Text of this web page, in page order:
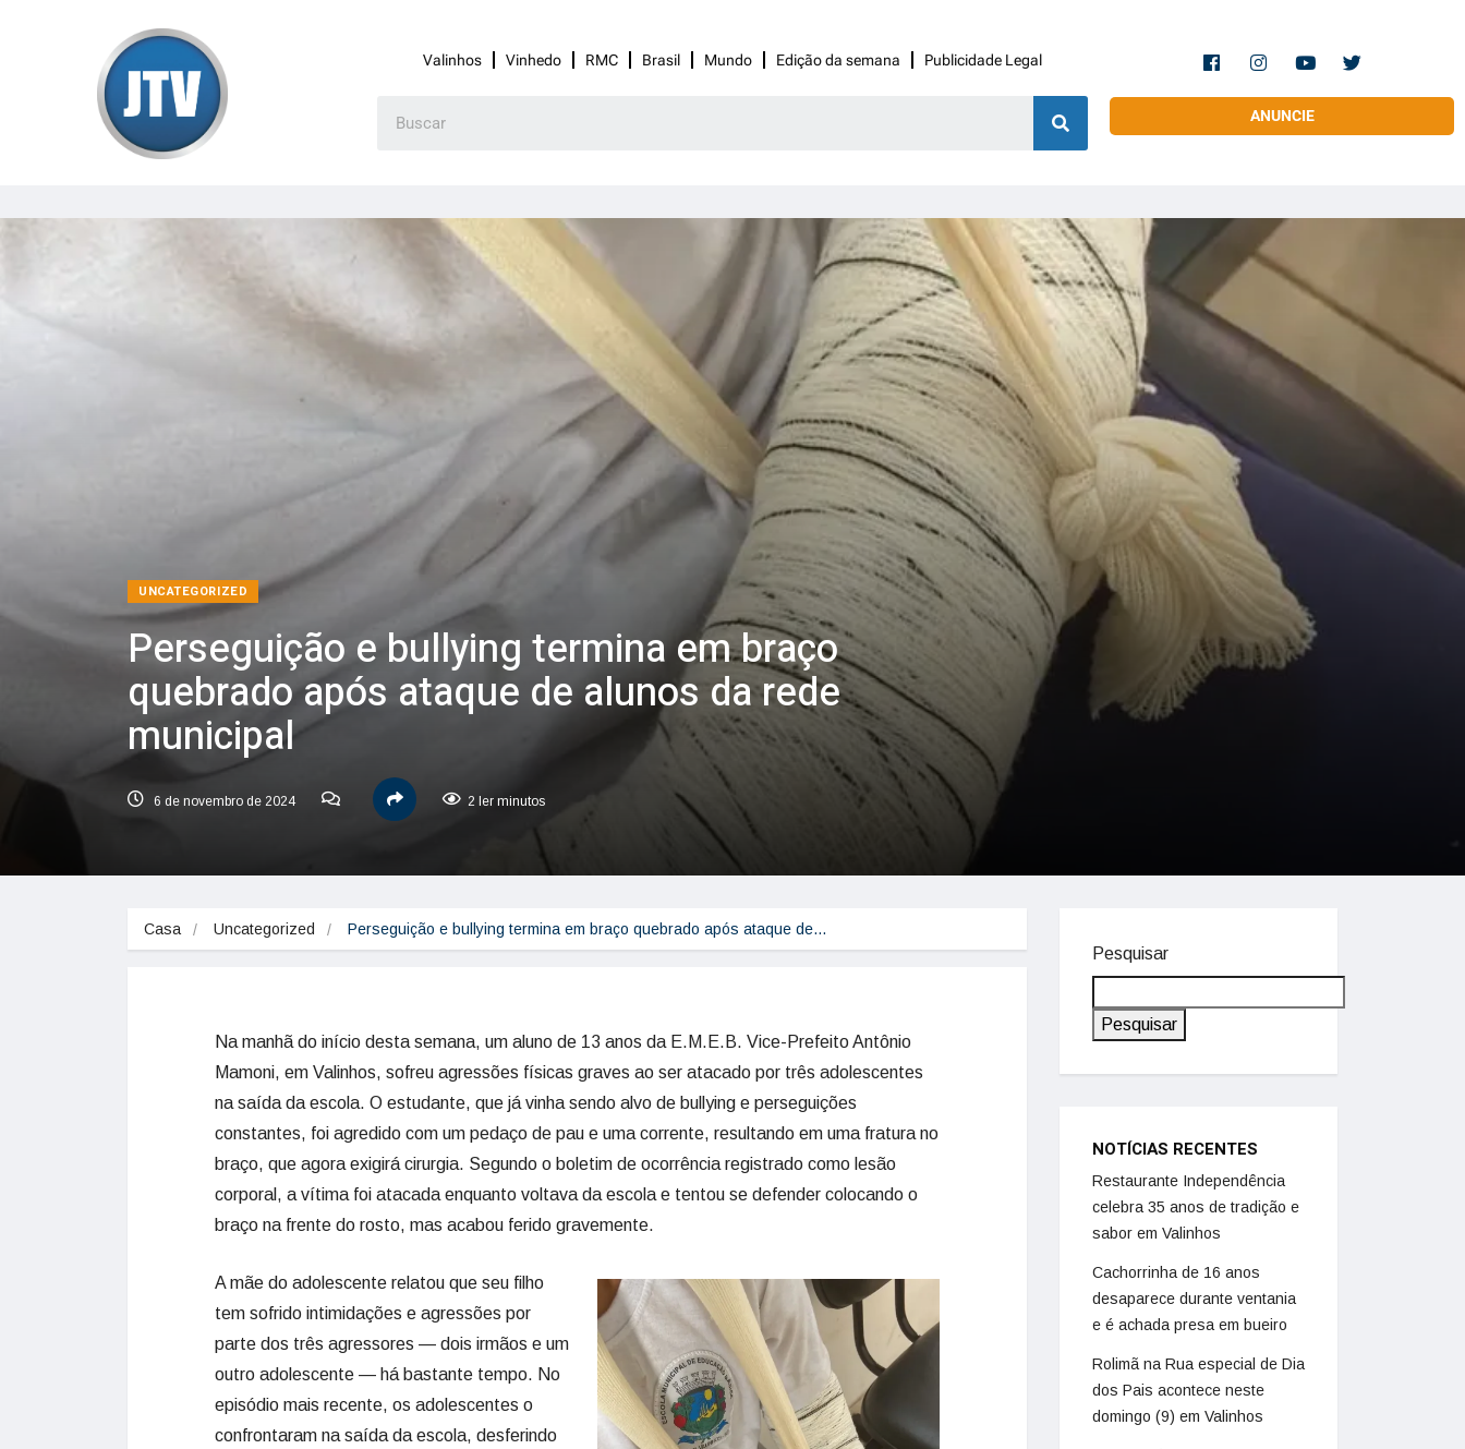
Valinhos Vinhedo RMC Brasil Mundo Edição da semana Publicidade Legal
ANUNCIE
UNCATEGORIZED
Perseguição e bullying termina em braço
quebrado após ataque de alunos da rede
municipal
6 de novembro de 2024 2 ler minutos
Casa Uncategorized Perseguição e bullying termina em braço quebrado após ataque de…
Na manhã do início desta semana, um aluno de 13 anos da E.M.E.B. Vice-Prefeito Antônio
Mamoni, em Valinhos, sofreu agressões físicas graves ao ser atacado por três adolescentes
na saída da escola. O estudante, que já vinha sendo alvo de bullying e perseguições
constantes, foi agredido com um pedaço de pau e uma corrente, resultando em uma fratura no
braço, que agora exigirá cirurgia. Segundo o boletim de ocorrência registrado como lesão
corporal, a vítima foi atacada enquanto voltava da escola e tentou se defender colocando o
braço na frente do rosto, mas acabou ferido gravemente.
A mãe do adolescente relatou que seu filho
tem sofrido intimidações e agressões por
parte dos três agressores — dois irmãos e um
outro adolescente — há bastante tempo. No
episódio mais recente, os adolescentes o
confrontaram na saída da escola, desferindo
Pesquisar
Pesquisar
NOTÍCIAS RECENTES
Restaurante Independência
celebra 35 anos de tradição e
sabor em Valinhos
Cachorrinha de 16 anos
desaparece durante ventania
e é achada presa em bueiro
Rolimã na Rua especial de Dia
dos Pais acontece neste
domingo (9) em Valinhos